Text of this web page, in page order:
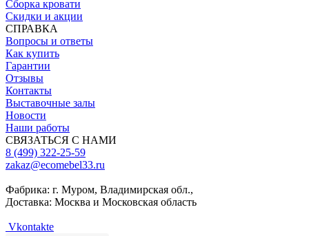
Сборка кровати
Скидки и акции
СПРАВКА
Вопросы и ответы
Как купить
Гарантии
Отзывы
Контакты
Выставочные залы
Новости
Наши работы
СВЯЗАТЬСЯ С НАМИ
8 (499) 322-25-59
zakaz@ecomebel33.ru
Фабрика: г. Муром, Владимирская обл.,
Доставка: Москва и Московская область
Vkontakte